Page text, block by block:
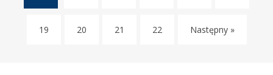
19 20 21 22 Następny »